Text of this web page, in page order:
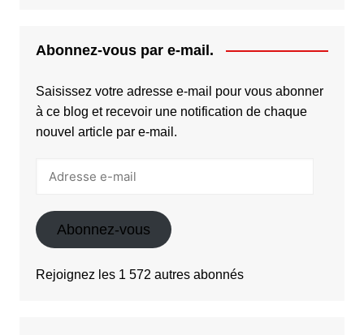
Abonnez-vous par e-mail.
Saisissez votre adresse e-mail pour vous abonner
à ce blog et recevoir une notification de chaque
nouvel article par e-mail.
Abonnez-vous
Rejoignez les 1 572 autres abonnés